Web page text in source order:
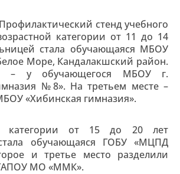
стенд учебного
категории от 11 до 14
стала обучающаяся МБОУ
Море, Кандалакшский район.
– у обучающегося МБОУ г.
№8». На третьем месте –
«Хибинская гимназия».
категории от 15 до 20 лет
обучающаяся ГОБУ «МЦПД
и третье место разделили
МО «ММК».